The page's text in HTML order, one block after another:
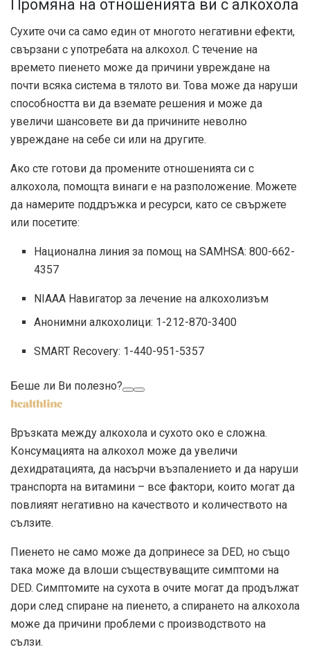
Промяна на отношенията ви с алкохола
Сухите очи са само един от многото негативни ефекти,
свързани с употребата на алкохол. С течение на
времето пиенето може да причини увреждане на
почти всяка система в тялото ви. Това може да наруши
способността ви да вземате решения и може да
увеличи шансовете ви да причините неволно
увреждане на себе си или на другите.
Ако сте готови да промените отношенията си с
алкохола, помощта винаги е на разположение. Можете
да намерите поддръжка и ресурси, като се свържете
или посетите:
Национална линия за помощ на SAMHSA: 800-662-
4357
NIAAA Навигатор за лечение на алкохолизъм
Анонимни алкохолици: 1-212-870-3400
SMART Recovery: 1-440-951-5357
Беше ли Ви полезно?
Връзката между алкохола и сухото око е сложна.
Консумацията на алкохол може да увеличи
дехидратацията, да насърчи възпалението и да наруши
транспорта на витамини – все фактори, които могат да
повлияят негативно на качеството и количеството на
сълзите.
Пиенето не само може да допринесе за DED, но също
така може да влоши съществуващите симптоми на
DED. Симптомите на сухота в очите могат да продължат
дори след спиране на пиенето, а спирането на алкохола
може да причини проблеми с производството на
сълзи.